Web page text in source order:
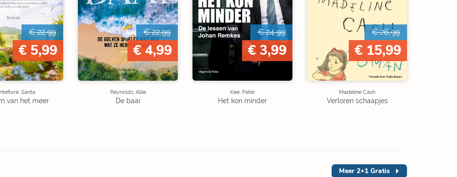
€ 22,99
€ 5,99
Santa
van het meer
€ 22,99
€ 4,99
Reynolds, Allie
De baai
€ 24,99
€ 3,99
Kee, Peter
Het kon minder
€ 26,99
€ 15,99
Madeline Cash
Verloren schaapjes
Meer 2+1 Gratis